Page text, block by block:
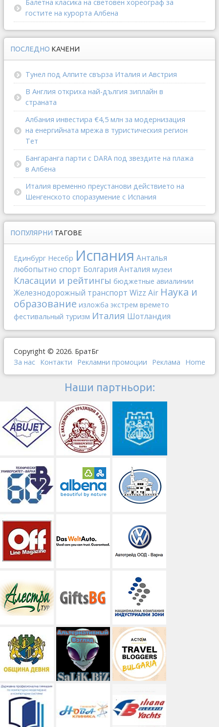
Балетна класика на световен хореограф за
гостите на курорта Албена
ПОСЛЕДНО КАЧЕНИ
Тунел под Алпите свърза Италия и Австрия
В Англия откриха най-дългия зиплайн в
страната
Албания инвестира €4,5 млн за модернизация
на енергийната мрежа в туристическия регион
Тет
Бангаранга парти с DARA под звездите на плажа
в Албена
Италия временно преустанови действието на
Шенгенското споразумение с Испания
ПОПУЛЯРНИ ТАГОВЕ
Единбург Несебр Испания Анталья
любопытно спорт Болгария Анталия музеи
Класации и рейтингы бюджетные авиалинии
Железнодорожный транспорт Wizz Air Наука и
образование изложба экстрем времето
фестивальный туризм Италия Шотландия
Copyright © 2026. БратБг
За нас Контакти Рекламни промоции Реклама Home
Наши партньори: